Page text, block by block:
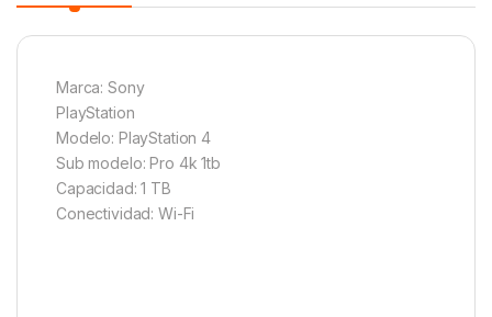
Marca: Sony
PlayStation
Modelo: PlayStation 4
Sub modelo: Pro 4k 1tb
Capacidad: 1 TB
Conectividad: Wi-Fi